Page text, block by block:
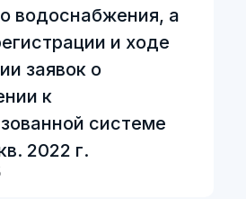
водоснабжения, а
и ходе
заявок о
к
системе
2022 г.